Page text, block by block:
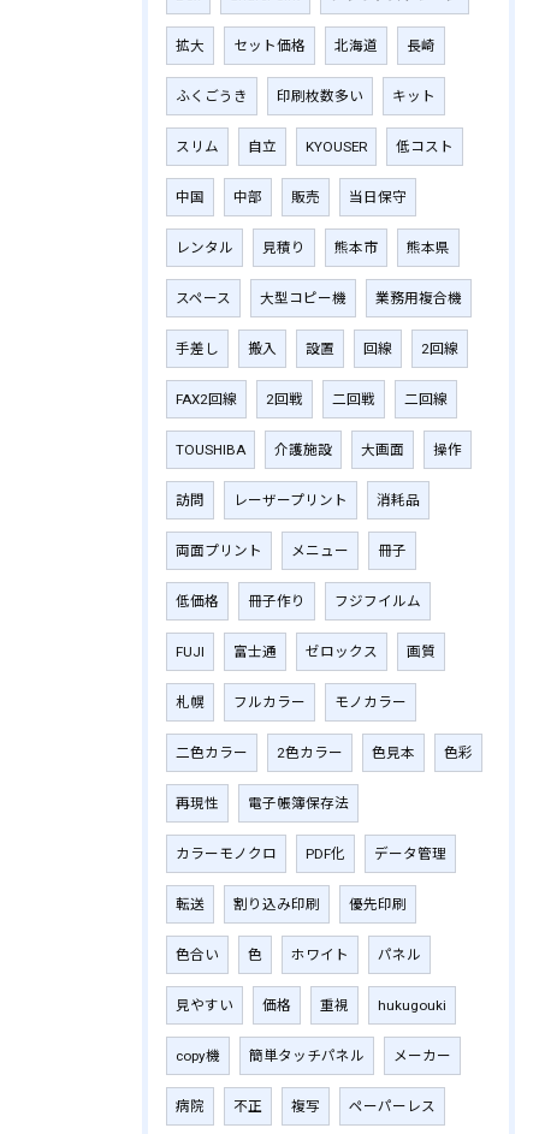
拡大 セット価格 北海道 長崎
ふくごうき 印刷枚数多い キット
スリム 自立 KYOUSER 低コスト
中国 中部 販売 当日保守
レンタル 見積り 熊本市 熊本県
スペース 大型コピー機 業務用複合機
手差し 搬入 設置 回線 2回線
FAX2回線 2回戦 二回戦 二回線
TOUSHIBA 介護施設 大画面 操作
訪問 レーザープリント 消耗品
両面プリント メニュー 冊子
低価格 冊子作り フジフイルム
FUJI 富士通 ゼロックス 画質
札幌 フルカラー モノカラー
二色カラー 2色カラー 色見本 色彩
再現性 電子帳簿保存法
カラーモノクロ PDF化 データ管理
転送 割り込み印刷 優先印刷
色合い 色 ホワイト パネル
見やすい 価格 重視 hukugouki
copy機 簡単タッチパネル メーカー
病院 不正 複写 ペーパーレス